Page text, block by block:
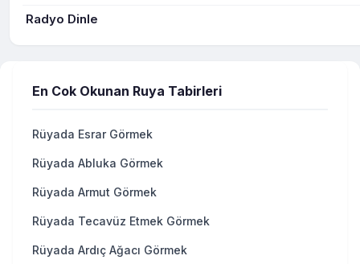
Radyo Dinle
En Cok Okunan Ruya Tabirleri
Rüyada Esrar Görmek
Rüyada Abluka Görmek
Rüyada Armut Görmek
Rüyada Tecavüz Etmek Görmek
Rüyada Ardıç Ağacı Görmek